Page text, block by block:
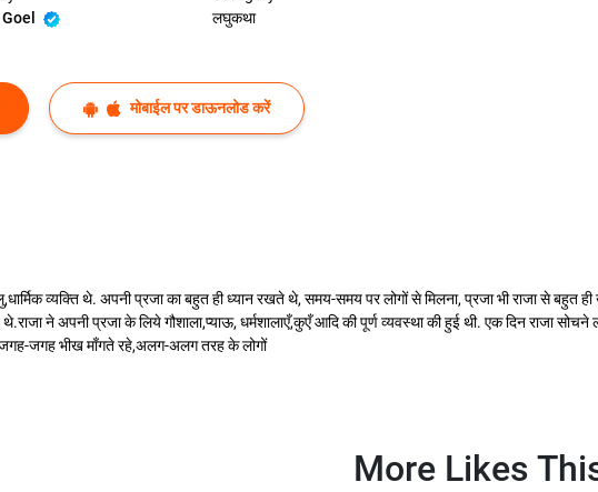
लघुकथा
मोबाईल पर डाऊनलोड करें
व्यक्ति थे. अपनी प्रजा का बहुत ही ध्यान रखते थे, समय-समय पर लोगों से मिलना, प्रजा भी राजा से
थे.राजा ने अपनी प्रजा के लिये गौशाला,प्याऊ, धर्मशालाएँ,कुएँ आदि की पूर्ण व्यवस्था की हुई थी. एक दिन राजा
जगह भीख माँगते रहे,अलग-अलग तरह के लोगों
More Likes